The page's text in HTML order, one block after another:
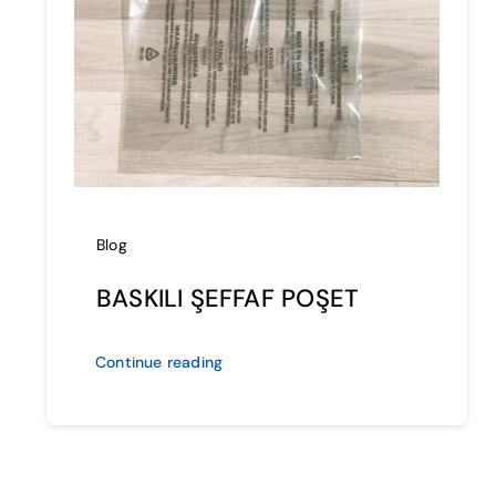
Blog
BASKILI ŞEFFAF POŞET
Continue reading